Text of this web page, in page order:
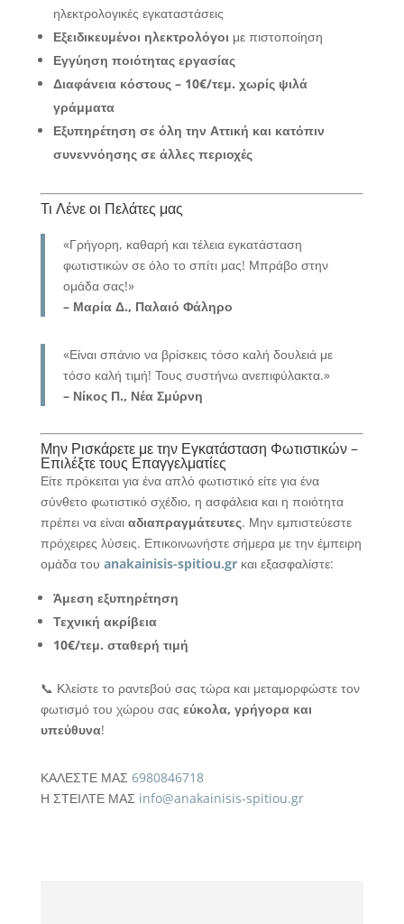
ηλεκτρολογικές εγκαταστάσεις
Εξειδικευμένοι ηλεκτρολόγοι με πιστοποίηση
Εγγύηση ποιότητας εργασίας
Διαφάνεια κόστους – 10€/τεμ. χωρίς ψιλά
γράμματα
Εξυπηρέτηση σε όλη την Αττική και κατόπιν
συνεννόησης σε άλλες περιοχές
Τι Λένε οι Πελάτες μας
«Γρήγορη, καθαρή και τέλεια εγκατάσταση
φωτιστικών σε όλο το σπίτι μας! Μπράβο στην
ομάδα σας!»
– Μαρία Δ., Παλαιό Φάληρο
«Είναι σπάνιο να βρίσκεις τόσο καλή δουλειά με
τόσο καλή τιμή! Τους συστήνω ανεπιφύλακτα.»
– Νίκος Π., Νέα Σμύρνη
Μην Ρισκάρετε με την Εγκατάσταση Φωτιστικών –
Επιλέξτε τους Επαγγελματίες
Είτε πρόκειται για ένα απλό φωτιστικό είτε για ένα
σύνθετο φωτιστικό σχέδιο, η ασφάλεια και η ποιότητα
πρέπει να είναι αδιαπραγμάτευτες. Μην εμπιστεύεστε
πρόχειρες λύσεις. Επικοινωνήστε σήμερα με την έμπειρη
ομάδα του anakainisis-spitiou.grκαι εξασφαλίστε:
Άμεση εξυπηρέτηση
Τεχνική ακρίβεια
10€/τεμ. σταθερή τιμή
📞 Κλείστε το ραντεβού σας τώρα και μεταμορφώστε τον
φωτισμό του χώρου σας εύκολα, γρήγορα και
υπεύθυνα!
ΚΑΛΕΣΤΕ ΜΑΣ 6980846718
Η ΣΤΕΙΛΤΕ ΜΑΣ info@anakainisis-spitiou.gr